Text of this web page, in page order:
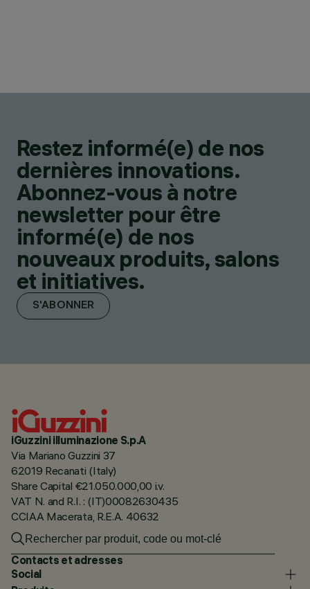
Restez informé(e) de nos
dernières innovations.
Abonnez-vous à notre
newsletter pour être
informé(e) de nos
nouveaux produits, salons
et initiatives.
S'ABONNER
iGuzzini illuminazione S.p.A
Via Mariano Guzzini 37
62019 Recanati (Italy)
Share Capital €21.050.000,00 i.v.
VAT N. and R.I. : (IT)00082630435
CCIAA Macerata, R.E.A. 40632
Contacts et adresses
Social